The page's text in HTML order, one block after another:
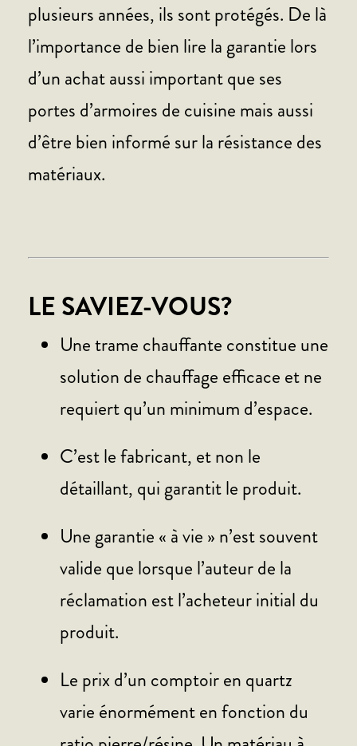
plusieurs années, ils sont protégés. De là
l’importance de bien lire la garantie lors
d’un achat aussi important que ses
portes d’armoires de cuisine mais aussi
d’être bien informé sur la résistance des
matériaux.
LE SAVIEZ-VOUS?
Une trame chauffante constitue une
solution de chauffage efficace et ne
requiert qu’un minimum d’espace.
C’est le fabricant, et non le
détaillant, qui garantit le produit.
Une garantie « à vie » n’est souvent
valide que lorsque l’auteur de la
réclamation est l’acheteur initial du
produit.
Le prix d’un comptoir en quartz
varie énormément en fonction du